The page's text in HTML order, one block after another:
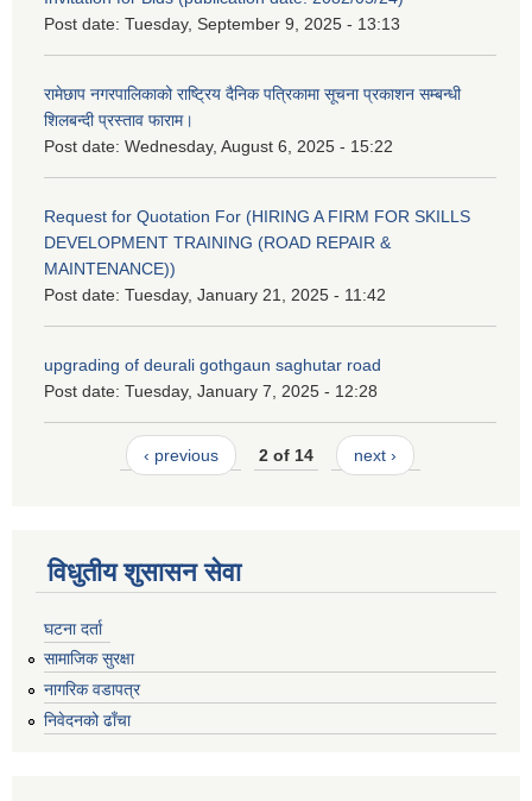
Post date: Tuesday, September 9, 2025 - 13:13
रामेछाप नगरपालिकाको राष्ट्रिय दैनिक पत्रिकामा सूचना प्रकाशन सम्बन्धी
शिलबन्दी प्रस्ताव फाराम।
Post date: Wednesday, August 6, 2025 - 15:22
Request for Quotation For (HIRING A FIRM FOR SKILLS
DEVELOPMENT TRAINING (ROAD REPAIR &
MAINTENANCE))
Post date: Tuesday, January 21, 2025 - 11:42
upgrading of deurali gothgaun saghutar road
Post date: Tuesday, January 7, 2025 - 12:28
‹ previous 2 of 14 next ›
विधुतीय शुसासन सेवा
घटना दर्ता
सामाजिक सुरक्षा
नागरिक वडापत्र
निवेदनको ढाँचा